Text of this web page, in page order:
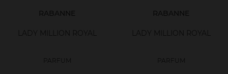
RABANNE
LADY MILLION ROYAL
PARFUM
RABANNE
LADY MILLION ROYAL
PARFUM